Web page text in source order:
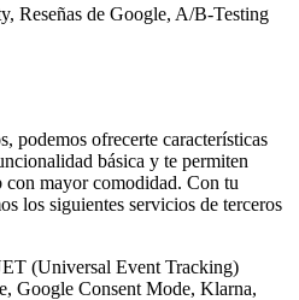
Reseñas de Google, A/B-Testing
podemos ofrecerte características
básica y te permiten
mayor comodidad. Con tu
los siguientes servicios de terceros
(Universal Event Tracking)
Google Consent Mode, Klarna,